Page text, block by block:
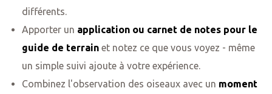
différents.
Apporter un application ou carnet de notes pour le
guide de terrainet notez ce que vous voyez - même
un simple suivi ajoute à votre expérience.
Combinez l'observation des oiseaux avec un moment